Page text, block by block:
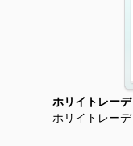
ホリイトレー
ホリイトレー